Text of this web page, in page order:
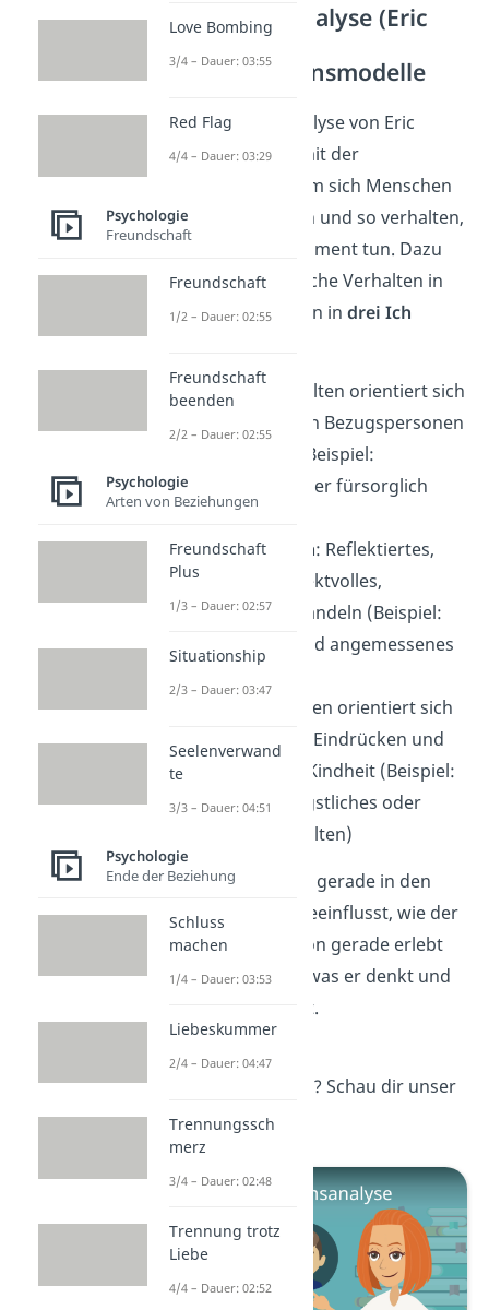
Transaktionsanalyse (Eric
Kommunikationsmodelle
Die Transaktionsanalyse von Eric
Berne befasst sich mit der
Fragestellung, warum sich Menschen
so fühlen, so denken und so verhalten,
wie sie es in dem Moment tun. Dazu
teilt er das menschliche Verhalten in
einer Kommunikation in drei Ich
Zustände
Eltern Ich:Verhalten orientiert sich
am Verhalten von Bezugspersonen
in der Kindheit (Beispiel:
Kritisierendes oder fürsorglich
Verhalten)
Erwachsenen Ich: Reflektiertes,
sachliches, respektvolles,
durchdachtes Handeln (Beispiel:
Konstruktives und angemessenes
: Verhalten orientiert sich
an Erfahrungen, Eindrücken und
Gefühlen in der Kindheit (Beispiel:
Rebellisches, ängstliches oder
spontanes Verhalten)
Der Ich Zustand, der gerade in den
Vordergrund tritt, beeinflusst, wie der
Mensch eine Situation gerade erlebt
und wie er handelt, was er denkt und
wie er kommuniziert.
Dich interessiert die
Transaktionsanalyse? Schau dir unser
Videodazu an!
Love Bombing
3/4 – Dauer: 03:55
Red Flag
4/4 – Dauer: 03:29
Psychologie
Freundschaft
Freundschaft
1/2 – Dauer: 02:55
Freundschaft
beenden
2/2 – Dauer: 02:55
Psychologie
Arten von Beziehungen
Freundschaft
Plus
1/3 – Dauer: 02:57
Situationship
2/3 – Dauer: 03:47
Seelenverwand
te
3/3 – Dauer: 04:51
Psychologie
Ende der Beziehung
Schluss
machen
1/4 – Dauer: 03:53
Liebeskummer
2/4 – Dauer: 04:47
Trennungssch
merz
3/4 – Dauer: 02:48
Trennung trotz
Liebe
4/4 – Dauer: 02:52